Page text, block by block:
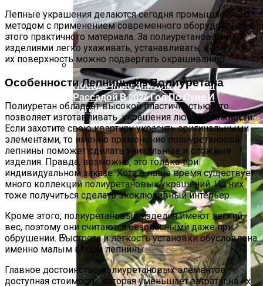
5 Мифов О Работе Адвоката По
Уголовным Делам
Актуальные Изменения В
Административном Законодательстве:
Что Изменилось
Посадочные Дни Для Лобелии
Рассадой В 2024 Год По Луне И
Регионам
Лепные украшения делаются сегодня промышленным
методом с применением современного оборудования и
этого практичного материала. За полиуретановыми
изделиями легко ухаживать, устанавливать, к тому же
их поверхность можно подвергать окрашиванию.
Особенности Лепнины Из Полиуретана
Полиуретан обладает высокой пластичностью, что
позволяет изготавливать украшения любой сложности.
Если захотите свою квартиру украсить оригинальными
элементами, то именно применение полиуретановой
лепнины поможет сделать уникальные и сложные
изделия. Правда, возможно, это только при
индивидуальном заказе. Хотя в наше время существует
много коллекций полиуретановых украшений. Из них
тоже получиться сделать эксклюзивный интерьер.
Кроме этого, полиуретановые изделия имеют легкий
вес, поэтому они считаются безопасными даже при
обрушении. Быстрота и легкость установки обусловлена
именно малым весом лепнины.
Главное достоинство полиуретановых элементов —
доступная стоимость, которая уменьшает затраты на их